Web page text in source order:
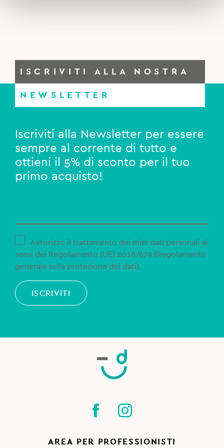
ISCRIVITI ALLA NOSTRA
NEWSLETTER
Iscriviti alla Newsletter per essere
sempre al corrente di tutto e
ottieni il 5% di sconto per il tuo
primo acquisto!
Autorizzo il trattamento dei miei dati personali ai
sensi del Regolamento (UE) 2016/679 (Regolamento
generale sulla protezione dei dati).
ISCRIVITI
AREA PER PROFESSIONISTI